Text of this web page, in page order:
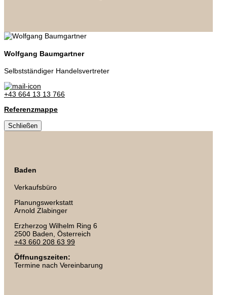
Wolfgang Baumgartner
Selbstständiger Handelsvertreter
+43 664 13 13 766
Referenzmappe
Schließen
Baden
Verkaufsbüro
Planungswerkstatt
Arnold Zlabinger
Erzherzog Wilhelm Ring 6
2500 Baden, Österreich
+43 660 208 63 99
Öffnungszeiten:
Termine nach Vereinbarung